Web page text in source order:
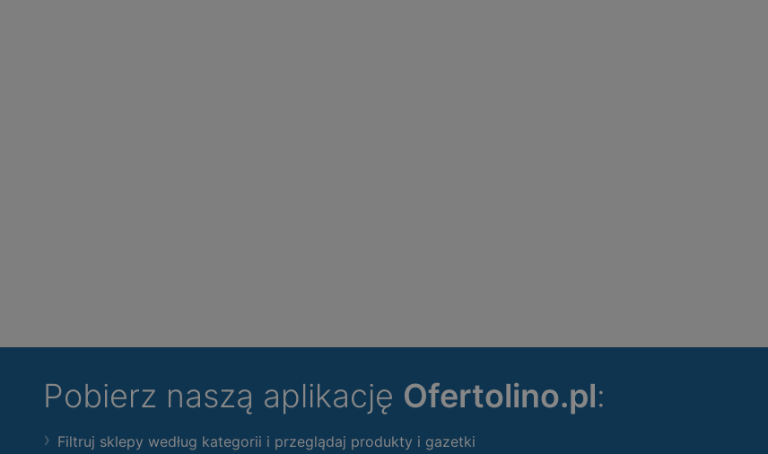
Pobierz naszą aplikację Ofertolino.pl:
Filtruj sklepy według kategorii i przeglądaj produkty i gazetki